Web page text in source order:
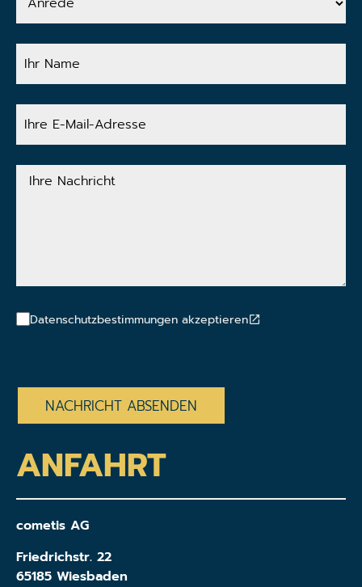
Ihr
Name
Ihre
E-
Adresse
Ihre
Nachricht
Datenschutzbestimmungen akzeptieren
ANFAHRT
cometis AG
Friedrichstr. 22
65185 Wiesbaden